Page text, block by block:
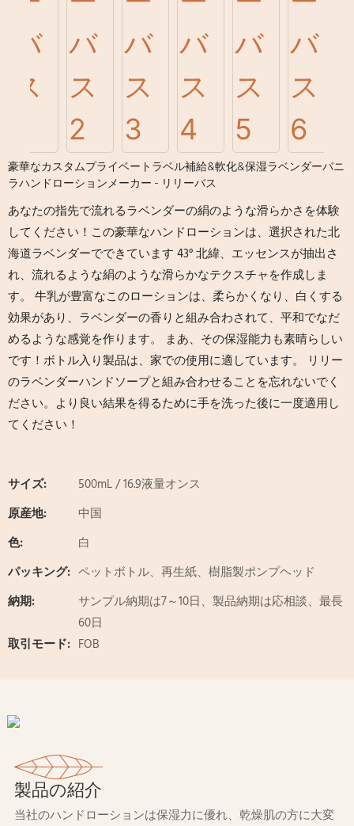
豪華なカスタムプライベートラベル補給&軟化&保湿ラベンダーバニ
ラハンドローションメーカー - リリーバス
あなたの指先で流れるラベンダーの絹のような滑らかさを体験
してください！この豪華なハンドローションは、選択された北
海道ラベンダーでできています 43° 北緯、エッセンスが抽出さ
れ、流れるような絹のような滑らかなテクスチャを作成しま
す。 牛乳が豊富なこのローションは、柔らかくなり、白くする
効果があり、ラベンダーの香りと組み合わされて、平和でなだ
めるような感覚を作ります。 まあ、その保湿能力も素晴らしい
です！ボトル入り製品は、家での使用に適しています。 リリー
のラベンダーハンドソープと組み合わせることを忘れないでく
ださい。より良い結果を得るために手を洗った後に一度適用し
てください！
サイズ:
500mL / 16.9液量オンス
原産地:
中国
色:
白
パッキング: ペットボトル、再生紙、樹脂製ポンプヘッド
納期:
サンプル納期は7～10日、製品納期は応相談、最長
60日
取引モード: FOB
製品の紹介
当社のハンドローションは保湿力に優れ、乾燥肌の方に大変